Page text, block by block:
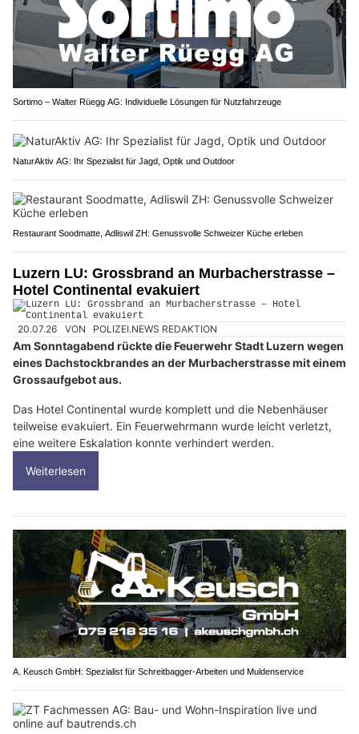
Sortimo – Walter Rüegg AG: Individuelle Lösungen für Nutzfahrzeuge
NaturAktiv AG: Ihr Spezialist für Jagd, Optik und Outdoor
Restaurant Soodmatte, Adliswil ZH: Genussvolle Schweizer Küche erleben
Luzern LU: Grossbrand an Murbacherstrasse –
Hotel Continental evakuiert
20.07.26 VON POLIZEI.NEWS REDAKTION
Am Sonntagabend rückte die Feuerwehr Stadt Luzern wegen
eines Dachstockbrandes an der Murbacherstrasse mit einem
Grossaufgebot aus.
Das Hotel Continental wurde komplett und die Nebenhäuser
teilweise evakuiert. Ein Feuerwehrmann wurde leicht verletzt,
eine weitere Eskalation konnte verhindert werden.
Weiterlesen
A. Keusch GmbH: Spezialist für Schreitbagger-Arbeiten und Muldenservice